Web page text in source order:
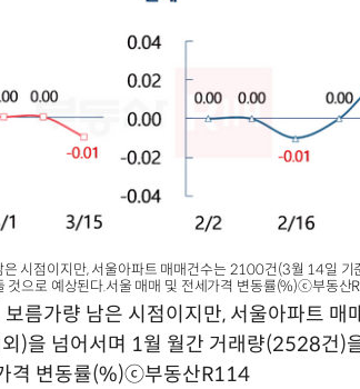
시점이지만, 서울아파트 매매건수는 2100건(3월 14일 기
것으로 예상된다.서울 매매 및 전세가격 변동률(%)ⓒ부동산
름가량 남은 시점이지만, 서울아파트
)을 넘어서며 1월 월간 거래량(2528건)
격 변동률(%)ⓒ부동산R114